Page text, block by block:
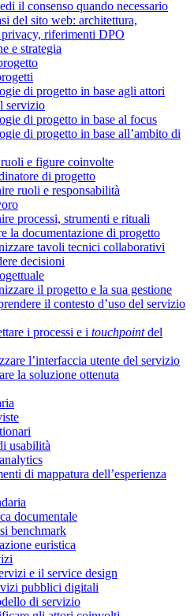
il consenso quando necessario
del sito web: architettura,
riferimenti DPO
e strategia
di progetto in base agli attori
servizio
di progetto in base al focus
di progetto in base all’ambito di
e figure coinvolte
di progetto
ruoli e responsabilità
processi, strumenti e rituali
la documentazione di progetto
tavoli tecnici collaborativi
decisioni
il progetto e la sua gestione
il contesto d’uso del servizio
i processi e i touchpointdel
l’interfaccia utente del servizio
la soluzione ottenuta
usabilità
di mappatura dell’esperienza
documentale
benchmark
euristica
e il service design
pubblici digitali
di servizio